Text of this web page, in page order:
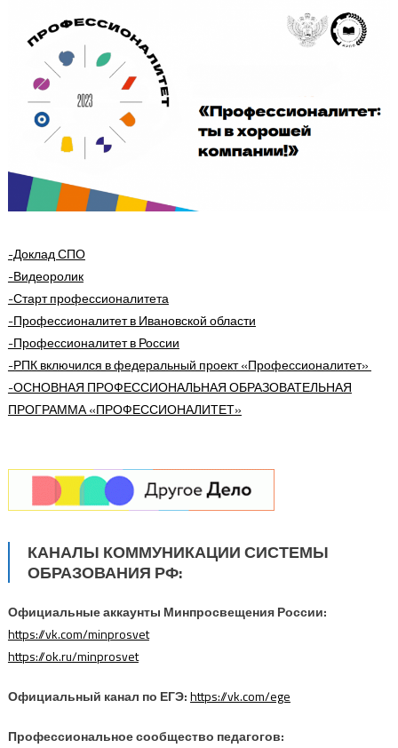
-Доклад СПО
-Видеоролик
-Старт профессионалитета
-Профессионалитет в Ивановской области
-Профессионалитет в России
-РПК включился в федеральный проект «Профессионалитет»
-ОСНОВНАЯ ПРОФЕССИОНАЛЬНАЯ ОБРАЗОВАТЕЛЬНАЯ
ПРОГРАММА«ПРОФЕССИОНАЛИТЕТ»
КАНАЛЫ КОММУНИКАЦИИ СИСТЕМЫ
ОБРАЗОВАНИЯ РФ:
Официальные аккаунты Минпросвещения России:
https://vk.com/minprosvet
https://ok.ru/minprosvet
Официальный канал по ЕГЭ:https://vk.com/ege
Профессиональное сообщество педагогов: